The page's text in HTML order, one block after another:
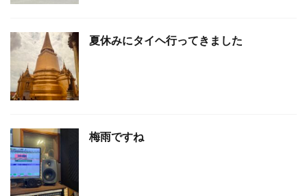
夏休みにタイヘ行ってきました
梅雨ですね